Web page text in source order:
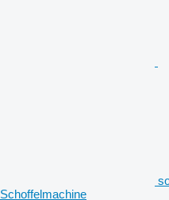
Schoffelmachine